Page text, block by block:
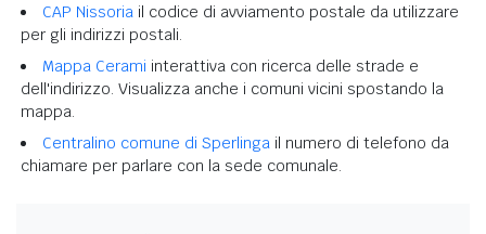
CAP Nissoria il codice di avviamento postale da utilizzare
per gli indirizzi postali.
Mappa Cerami interattiva con ricerca delle strade e
dell'indirizzo. Visualizza anche i comuni vicini spostando la
mappa.
Centralino comune di Sperlinga il numero di telefono da
chiamare per parlare con la sede comunale.